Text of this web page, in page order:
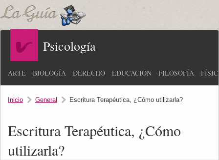
Psicología
ARTE BIOLOGÍA DERECHO EDUCACIÓN FILOSOFÍA
Inicio General Escritura Terapéutica, ¿Cómo utilizarla?
Escritura Terapéutica, ¿Cómo
utilizarla?